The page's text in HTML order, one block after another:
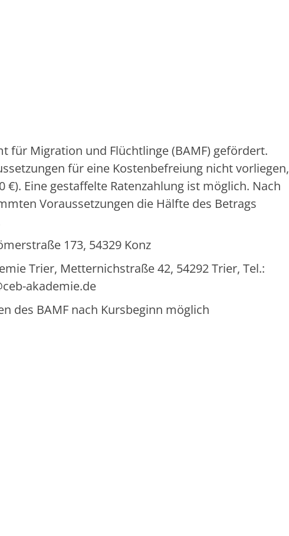
für Migration und Flüchtlinge (BAMF) gefördert.
für eine Kostenbefreiung nicht vorliegen,
€). Eine gestaffelte Ratenzahlung ist möglich. Nach
Voraussetzungen die Hälfte des Betrags
173, 54329 Konz
Trier, Metternichstraße 42, 54292 Trier, Tel.:
akademie.de
des BAMF nach Kursbeginn möglich